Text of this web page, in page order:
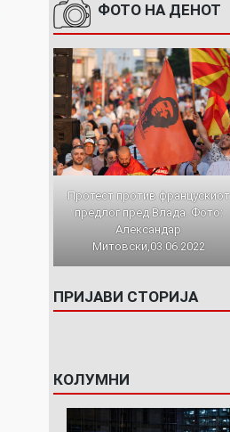
ФОТО НА ДЕНОТ
Протест против францускиот
предлог пред Влада. Фото:
Александар
Митовски,03.06.2022
ПРИЈАВИ СТОРИЈА
КОЛУМНИ